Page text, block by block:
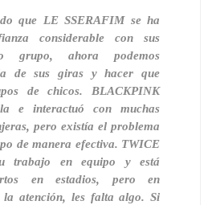
que LE SSERAFIM se ha
considerable con sus
grupo, ahora podemos
de sus giras y hacer que
de chicos. BLACKPINK
e interactuó con muchas
pero existía el problema
de manera efectiva. TWICE
trabajo en equipo y está
en estadios, pero en
la atención, les falta algo. Si